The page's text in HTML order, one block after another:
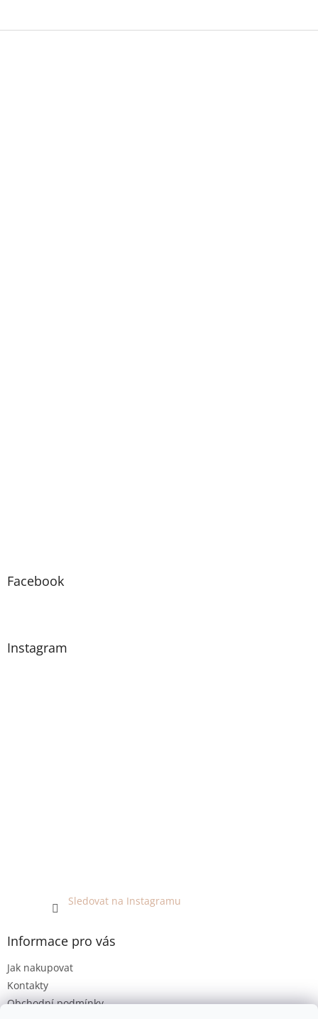
Z
Facebook
Instagram
Sledovat na Instagramu
Informace pro vás
Jak nakupovat
Kontakty
Obchodní podmínky